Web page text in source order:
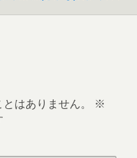
はありません。
※